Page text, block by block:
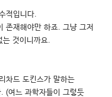
적입니다.
존재해야만 하죠. 그냥 그저
는 것이니까요.
차드 도킨스가 말하는
(여느 과학자들이 그렇듯